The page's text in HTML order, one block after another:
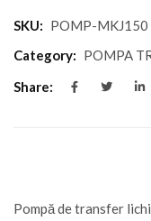
transfer
borhot
cu
SKU: POMP-MKJ150
Category: POMPA
Share:
Pompă de transfer